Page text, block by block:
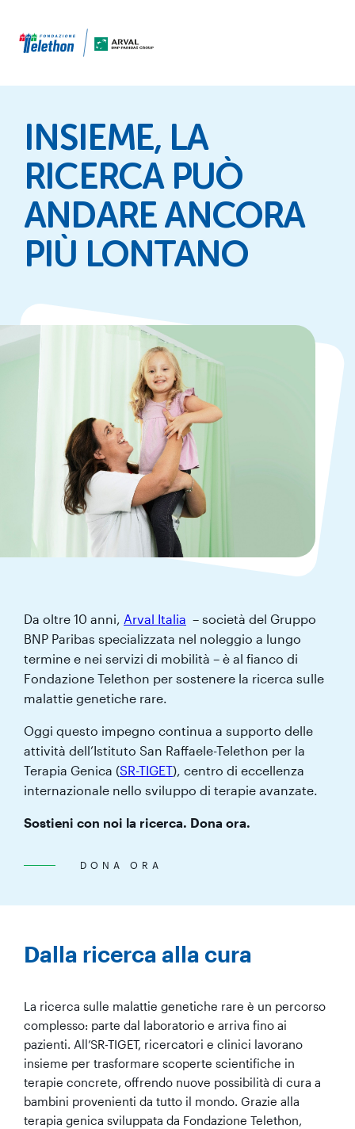
INSIEME, LA
RICERCA PUÒ
ANDARE ANCORA
PIÙ LONTANO
Da oltre 10 anni, Arval Italia – società del Gruppo
BNP Paribas specializzata nel noleggio a lungo
termine e nei servizi di mobilità – è al fianco di
Fondazione Telethon per sostenere la ricerca sulle
malattie genetiche rare.
Oggi questo impegno continua a supporto delle
attività dell’Istituto San Raffaele-Telethon per la
Terapia Genica (SR-TIGET), centro di eccellenza
internazionale nello sviluppo di terapie avanzate.
Sostieni con noi la ricerca. Dona ora.
DONA ORA
Dalla ricerca alla cura
La ricerca sulle malattie genetiche rare è un percorso
complesso: parte dal laboratorio e arriva fino ai
pazienti. All’SR-TIGET, ricercatori e clinici lavorano
insieme per trasformare scoperte scientifiche in
terapie concrete, offrendo nuove possibilità di cura a
bambini provenienti da tutto il mondo. Grazie alla
terapia genica sviluppata da Fondazione Telethon,